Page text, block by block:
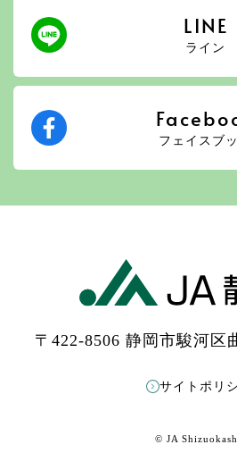
LINE
ライン
フェイスブ
〒422-8506 静岡市駿河区
サイトポリ
© JA